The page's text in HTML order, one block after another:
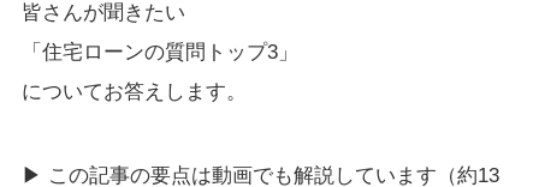
皆さんが聞きたい
「住宅ローンの質問トップ3」
についてお答えします。
▶ この記事の要点は動画でも解説しています（約13